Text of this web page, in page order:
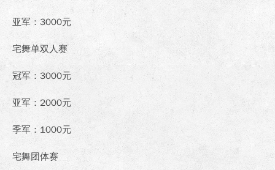
亚军：3000元
宅舞单双人赛
冠军：3000元
亚军：2000元
季军：1000元
宅舞团体赛